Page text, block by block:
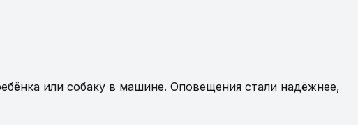
или собаку в машине. Оповещения стали надёжнее,